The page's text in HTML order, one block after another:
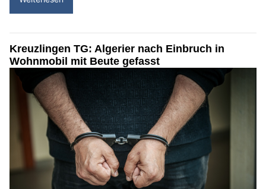
Kreuzlingen TG: Algerier nach Einbruch in
Wohnmobil mit Beute gefasst